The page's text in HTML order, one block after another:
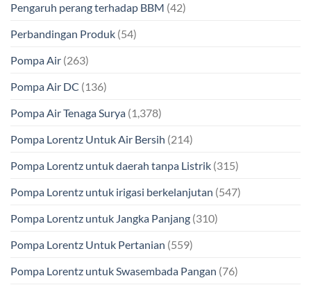
Pengaruh perang terhadap BBM (42)
Perbandingan Produk (54)
Pompa Air (263)
Pompa Air DC (136)
Pompa Air Tenaga Surya (1,378)
Pompa Lorentz Untuk Air Bersih (214)
Pompa Lorentz untuk daerah tanpa Listrik (315)
Pompa Lorentz untuk irigasi berkelanjutan (547)
Pompa Lorentz untuk Jangka Panjang (310)
Pompa Lorentz Untuk Pertanian (559)
Pompa Lorentz untuk Swasembada Pangan (76)